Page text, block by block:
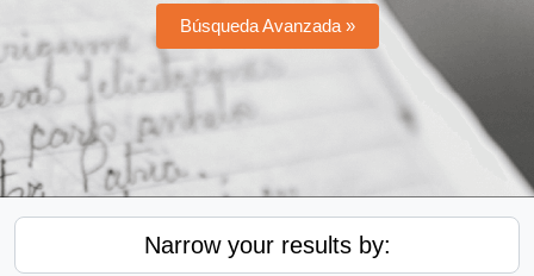
Búsqueda Avanzada »
Narrow your results by: